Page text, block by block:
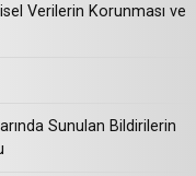
Verilerin Korunması ve
Sunulan Bildirilerin